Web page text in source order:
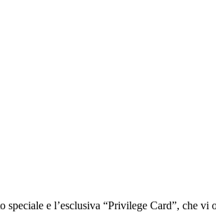
e l’esclusiva “Privilege Card”, che vi